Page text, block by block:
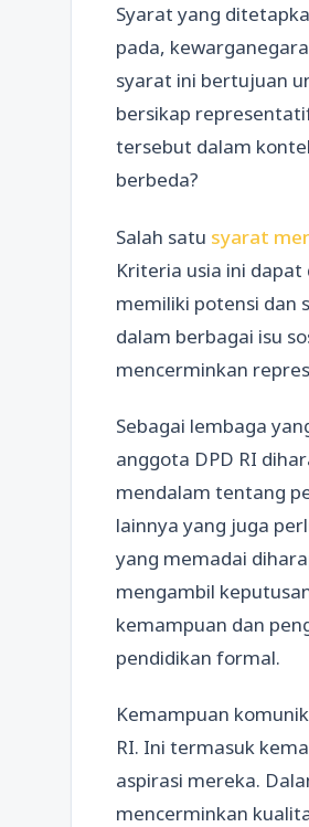
Syarat yang
pada,
syarat ini bertujuan
bersikap
tersebut dalam
berbeda?
Salah satu syarat
Kriteria usia ini
memiliki potensi dan
dalam berbagai isu
mencerminkan
Sebagai lembaga
anggota DPD RI
mendalam tentang
lainnya yang juga
yang memadai
mengambil
kemampuan dan
pendidikan formal.
Kemampuan
RI. Ini termasuk
aspirasi mereka.
mencerminkan